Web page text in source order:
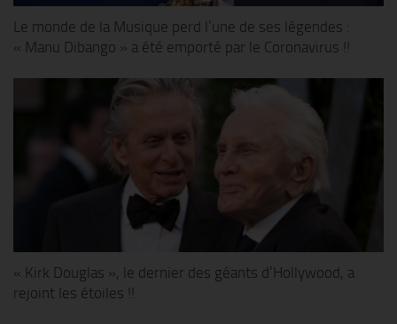
Le monde de la Musique perd l’une de ses légendes :
« Manu Dibango » a été emporté par le Coronavirus !!
« Kirk Douglas », le dernier des géants d’Hollywood, a
rejoint les étoiles !!